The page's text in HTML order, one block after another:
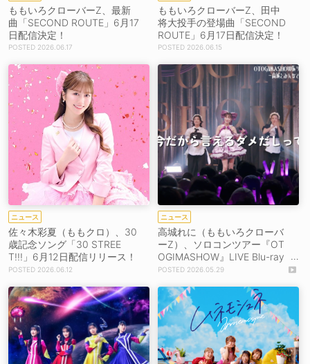
ももいろクローバーZ、最新
曲「SECOND ROUTE」6月17
日配信決定！
2026.06.17
ももいろクローバーZ、田中
将大投手の登場曲「SECOND
ROUTE」6月17日配信決定！
2026.06.15
ニュース
佐々木彩夏（ももクロ）、30
歳記念ソング「30 STREE
T!!!」6月12日配信リリース！
2026.06.12
ニュース
高城れに（ももいろクローバ
ーZ）、ソロコンツアー『OT
OGIMASHOW』LIVE Blu-ray
よりオーディオコメンタリー
2026.05.29